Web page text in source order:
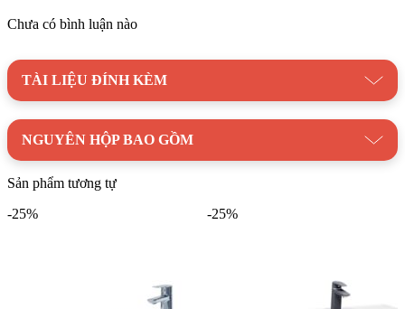
Hãy liên hệ ngay với
Danh mục: Thiết Bị Vệ Sinh
Lavabo|Lavabo CAESAR|Lavabo Caesar Treo Tường
Thương hiệu:Thiết bị vệ sinh CAESAR
Chưa có bình luận nào
TÀI LIỆU ĐÍNH KÈM
NGUYÊN HỘP BAO GỒM
Sản phẩm tương tự
-25%
-25%